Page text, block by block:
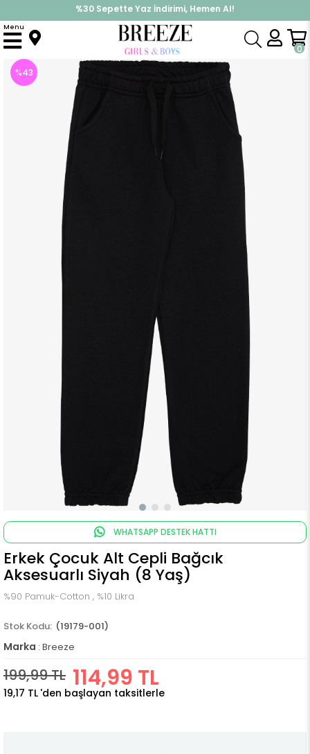
%30 Sepette Yaz İndirimi, Hemen Al!
İndirimlere ek %10 İndirimi Kap, Hemen Üye Ol!
0
Menu
Anasayfa Alt Giyim Eşofman Altı Erkek Çocuk Alt Cepli Bağcık Aksesuarlı Siyah (8 Yaş)
%43
WHATSAPP DESTEK HATTI
Erkek Çocuk Alt Cepli Bağcık
Aksesuarlı Siyah (8 Yaş)
%90 Pamuk-Cotton , %10 Likra
(19179-001)
Marka : Breeze
199,99 TL 114,99 TL
19,17 TL 'den başlayan taksitlerle